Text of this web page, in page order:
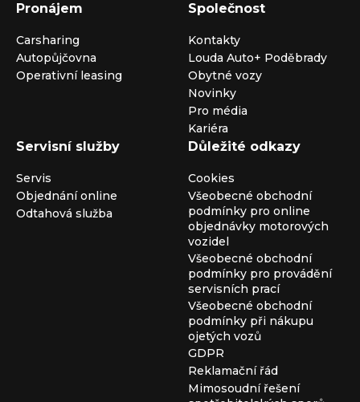
Pronájem
Carsharing
Autopůjčovna
Operativní leasing
Společnost
Kontakty
Louda Auto+ Poděbrady
Obytné vozy
Novinky
Pro média
Kariéra
Servisní služby
Servis
Objednání online
Odtahová služba
Důležité odkazy
Cookies
Všeobecné obchodní
podmínky pro online
objednávky motorových
vozidel
Všeobecné obchodní
podmínky pro provádění
servisních prací
Všeobecné obchodní
podmínky při nákupu
ojetých vozů
GDPR
Reklamační řád
Mimosoudní řešení